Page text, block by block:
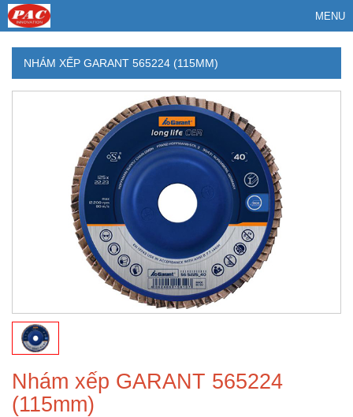
MENU
NHÁM XẾP GARANT 565224 (115MM)
Nhám xếp GARANT 565224
(115mm)